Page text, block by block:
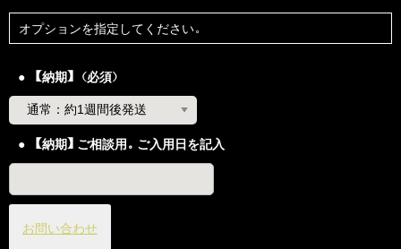
オプションを指定してください。
【納期】（必須）
【納期】ご相談用。ご入用日を記入
お問い合わせ